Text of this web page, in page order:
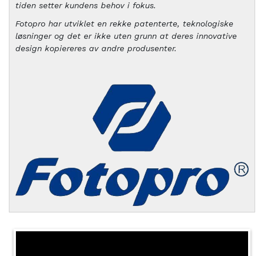
tiden setter kundens behov i fokus.
Fotopro har utviklet en rekke patenterte, teknologiske
løsninger og det er ikke uten grunn at deres innovative
design kopiereres av andre produsenter.